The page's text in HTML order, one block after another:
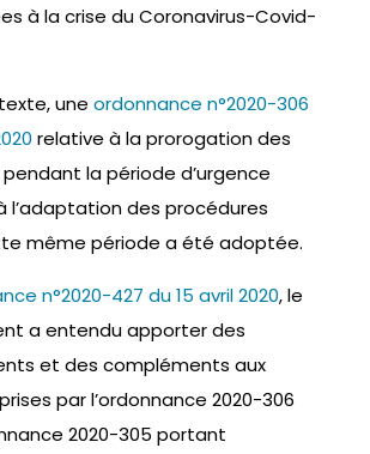
à la crise du Coronavirus-Covid-
une ordonnance n°2020-306
relative à la prorogation des
la période d’urgence
l’adaptation des procédures
même période a été adoptée.
n°2020-427 du 15 avril 2020, le
a entendu apporter des
et des compléments aux
par l’ordonnance 2020-306
2020-305 portant